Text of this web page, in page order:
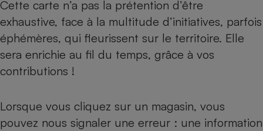
Cette carte n’a pas la prétention d’être
exhaustive, face à la multitude d’initiatives, parfois
éphémères, qui fleurissent sur le territoire. Elle
sera enrichie au fil du temps, grâce à vos
contributions !
Lorsque vous cliquez sur un magasin, vous
pouvez nous signaler une erreur : une information